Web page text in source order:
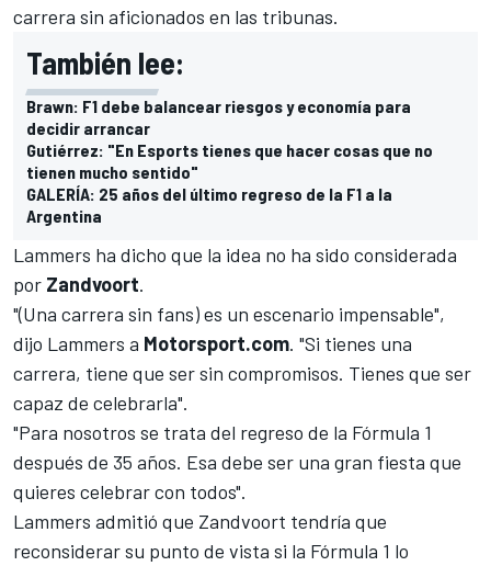
carrera sin aficionados en las tribunas.
También lee:
Brawn: F1 debe balancear riesgos y economía para
decidir arrancar
Gutiérrez: "En Esports tienes que hacer cosas que no
tienen mucho sentido"
GALERÍA: 25 años del último regreso de la F1 a la
Argentina
Lammers ha dicho que la idea no ha sido considerada
por Zandvoort.
"(Una carrera sin fans) es un escenario impensable",
dijo Lammers a Motorsport.com. "Si tienes una
carrera, tiene que ser sin compromisos. Tienes que ser
capaz de celebrarla".
"Para nosotros se trata del regreso de la Fórmula 1
después de 35 años. Esa debe ser una gran fiesta que
quieres celebrar con todos".
Lammers admitió que Zandvoort tendría que
reconsiderar su punto de vista si la Fórmula 1 lo